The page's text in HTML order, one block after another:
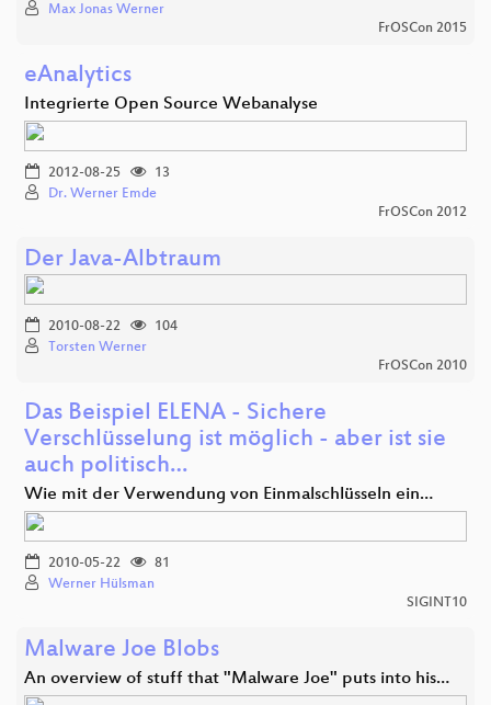
Max Jonas Werner
FrOSCon 2015
eAnalytics
Integrierte Open Source Webanalyse
2012-08-25
13
Dr. Werner Emde
FrOSCon 2012
Der Java-Albtraum
2010-08-22
104
Torsten Werner
FrOSCon 2010
Das Beispiel ELENA - Sichere
Verschlüsselung ist möglich - aber ist sie
auch politisch…
Wie mit der Verwendung von Einmalschlüsseln ein…
2010-05-22
81
Werner Hülsman
SIGINT10
Malware Joe Blobs
An overview of stuff that "Malware Joe" puts into his…